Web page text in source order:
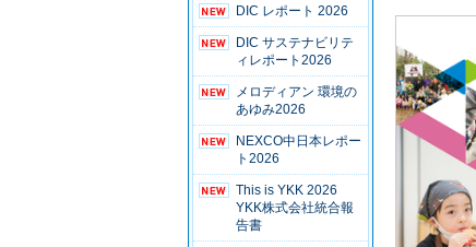
DIC レポート 2026
DIC サステナビリテ
ィレポート2026
メロディアン 環境の
あゆみ2026
NEXCO中日本レポー
ト2026
This is YKK 2026
YKK株式会社統合報
告書